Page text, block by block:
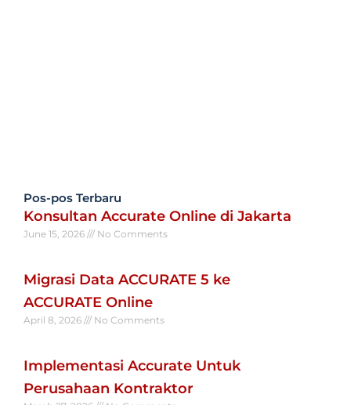
Pos-pos Terbaru
Konsultan Accurate Online di Jakarta
June 15, 2026 No Comments
Migrasi Data ACCURATE 5 ke
ACCURATE Online
April 8, 2026 No Comments
Implementasi Accurate Untuk
Perusahaan Kontraktor